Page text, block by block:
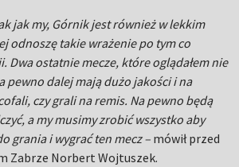
jak my, Górnik jest również w lekkim
odnoszę takie wrażenie po tym co
Dwa ostatnie mecze, które oglądałem nie
pewno dalej mają dużo jakości i na
czy grali na remis. Na pewno będą
a my musimy zrobić wszystko aby
grania i wygrać ten mecz – mówił przed
Zabrze Norbert Wojtuszek.